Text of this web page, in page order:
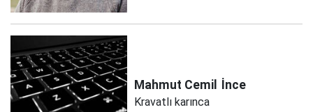
Mahmut Cemil İnce
Kravatlı karınca